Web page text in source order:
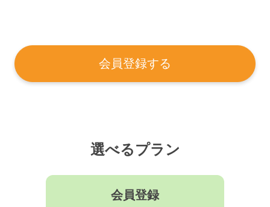
会員登録する
選べるプラン
会員登録